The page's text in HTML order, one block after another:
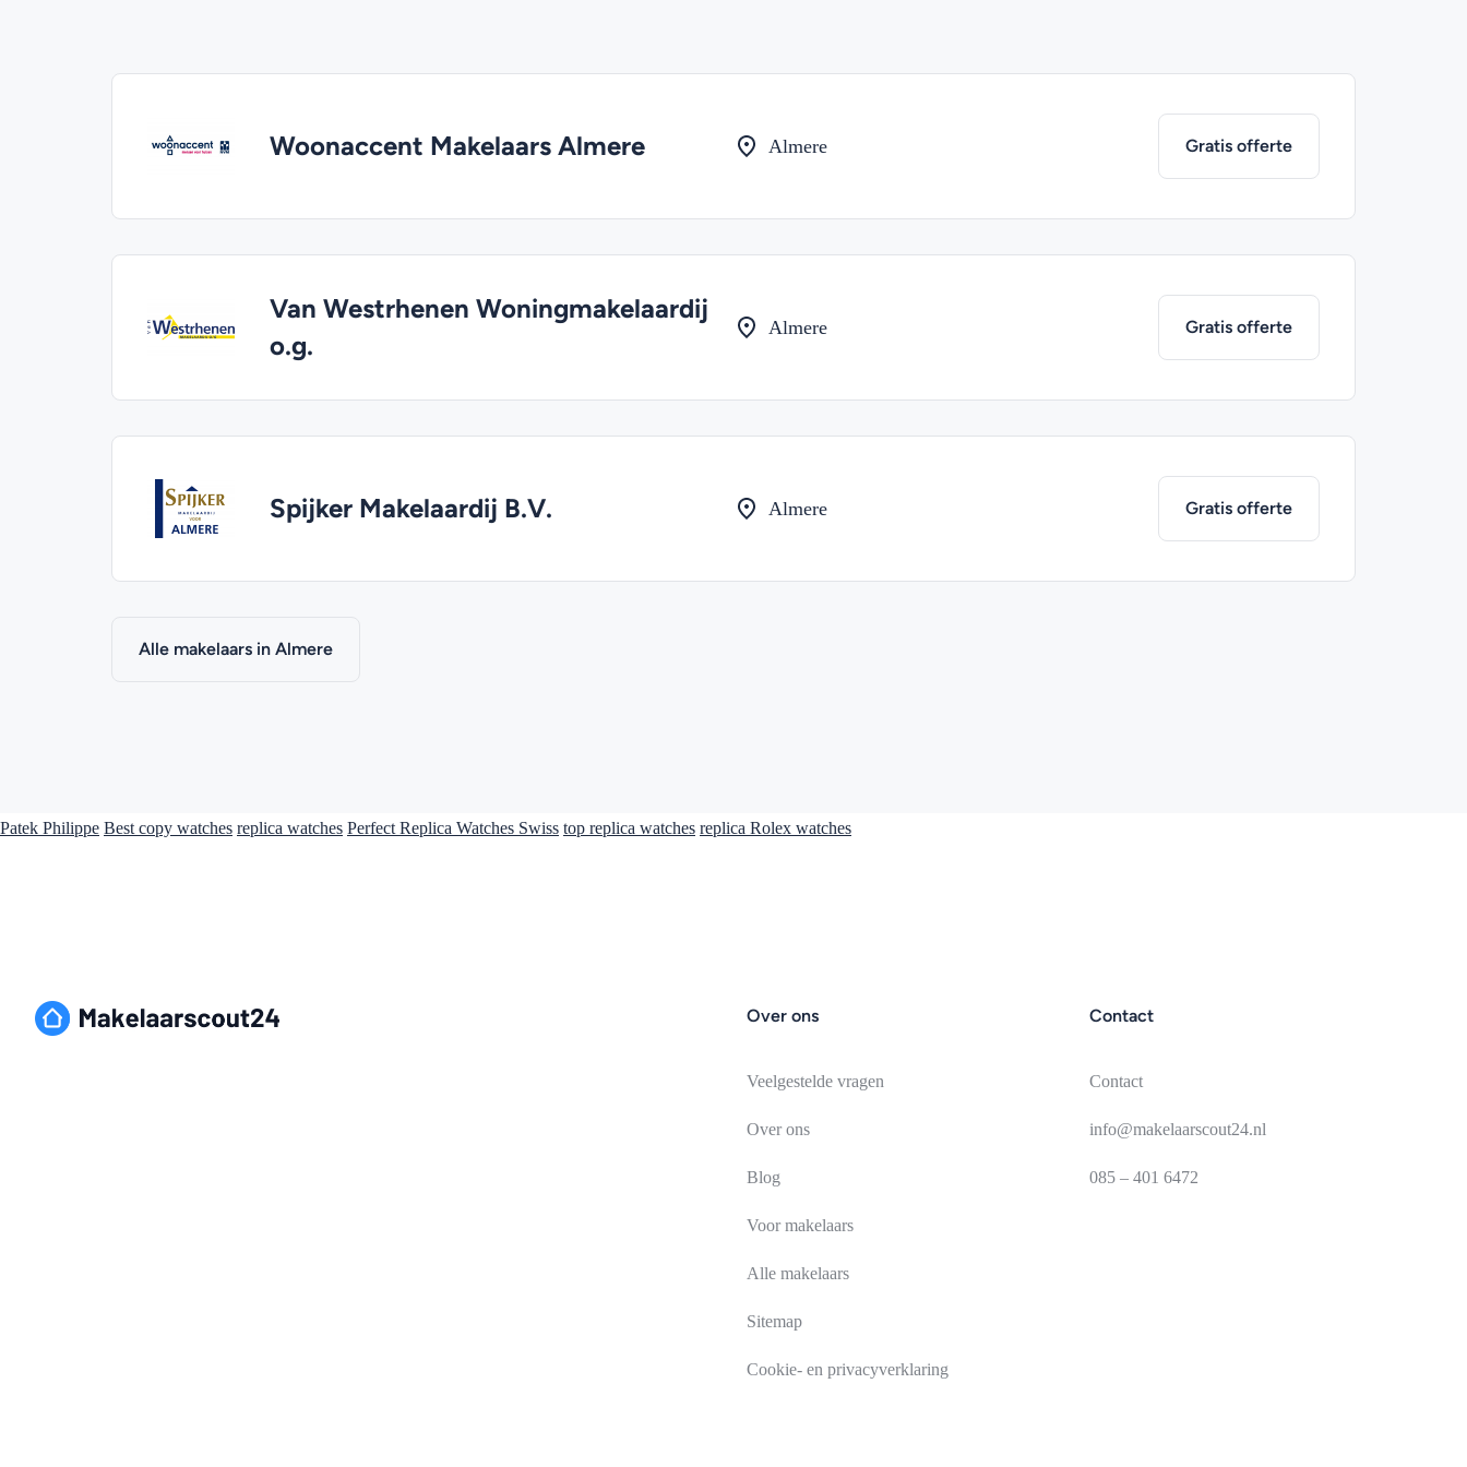
Woonaccent Makelaars Almere Almere Gratis offerte
Van Westrhenen Woningmakelaardij
o.g.
Almere Gratis offerte
Spijker Makelaardij B.V. Almere Gratis offerte
Alle makelaars in Almere
Patek Philippe Best copy watches replica watches Perfect Replica Watches Swiss top replica watches replica Rolex watches
Over ons
Veelgestelde vragen
Over ons
Blog
Voor makelaars
Alle makelaars
Sitemap
Cookie- en privacyverklaring
Contact
Contact
info@makelaarscout24.nl
085 – 401 6472